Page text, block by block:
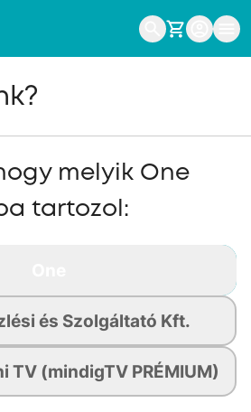
melyik One
tartozol:
és Szolgáltató Kft.
TV (mindigTV PRÉMIUM)